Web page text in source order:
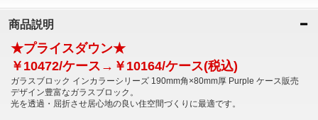
商品説明
★プライスダウン★
￥10472/ケース→￥10164/ケース(税込)
ガラスブロック インカラーシリーズ 190mm角×80mm厚 Purple ケース販売
デザイン豊富なガラスブロック。
光を透過・屈折させ居心地の良い住空間づくりに最適です。